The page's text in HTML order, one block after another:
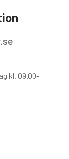
kl. 09.00-